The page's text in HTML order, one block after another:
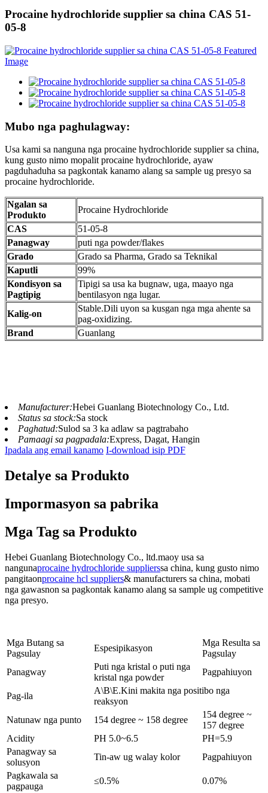
Procaine hydrochloride supplier sa china CAS 51-
05-8
Mubo nga paghulagway:
Usa kami sa nanguna nga procaine hydrochloride supplier sa china,
kung gusto nimo mopalit procaine hydrochloride, ayaw
pagduhaduha sa pagkontak kanamo alang sa sample ug presyo sa
procaine hydrochloride.
Ngalan sa
Produkto
Procaine Hydrochloride
CAS
51-05-8
Panagway
puti nga powder/flakes
Grado
Grado sa Pharma, Grado sa Teknikal
Kaputli
99%
Kondisyon sa
Pagtipig
Tipigi sa usa ka bugnaw, uga, maayo nga
bentilasyon nga lugar.
Kalig-on
Stable.Dili uyon sa kusgan nga mga ahente sa
pag-oxidizing.
Brand
Guanlang
Manufacturer:Hebei Guanlang Biotechnology Co., Ltd.
Status sa stock:Sa stock
Paghatud:Sulod sa 3 ka adlaw sa pagtrabaho
Pamaagi sa pagpadala:Express, Dagat, Hangin
Ipadala ang email kanamo I-download isip PDF
Detalye sa Produkto
Impormasyon sa pabrika
Mga Tag sa Produkto
Hebei Guanlang Biotechnology Co., ltd.maoy usa sa
nangunaprocaine hydrochloride supplierssa china, kung gusto nimo
pangitaonprocaine hcl suppliers& manufacturers sa china, mobati
nga gawasnon sa pagkontak kanamo alang sa sample ug competitive
nga presyo.
Mga Butang sa
Pagsulay
Espesipikasyon
Mga Resulta sa
Pagsulay
Panagway
Puti nga kristal o puti nga
kristal nga powder
Pagpahiuyon
Pag-ila
A\B\E.Kini makita nga positibo nga
reaksyon
Natunaw nga punto
154 degree ~ 158 degree
154 degree ~
157 degree
Acidity
PH 5.0~6.5
PH=5.9
Panagway sa
solusyon
Tin-aw ug walay kolor
Pagpahiuyon
Pagkawala sa
pagpauga
≤0.5%
0.07%